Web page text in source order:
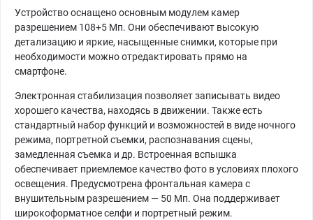
Устройство оснащено основным модулем камер
разрешением 108+5 Мп. Они обеспечивают высокую
детализацию и яркие, насыщенные снимки, которые при
необходимости можно отредактировать прямо на
смартфоне.
Электронная стабилизация позволяет записывать видео
хорошего качества, находясь в движении. Также есть
стандартный набор функций и возможностей в виде ночного
режима, портретной съемки, распознавания сцены,
замедленная съемка и др. Встроенная вспышка
обеспечивает приемлемое качество фото в условиях плохого
освещения. Предусмотрена фронтальная камера с
внушительным разрешением — 50 Мп. Она поддерживает
широкоформатное селфи и портретный режим.